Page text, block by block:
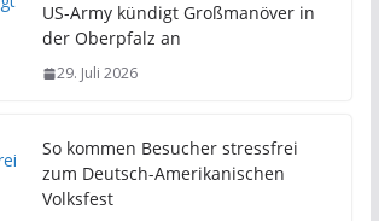
US-Army kündigt Großmanöver in
der Oberpfalz an
29. Juli 2026
So kommen Besucher stressfrei
zum Deutsch-Amerikanischen
Volksfest